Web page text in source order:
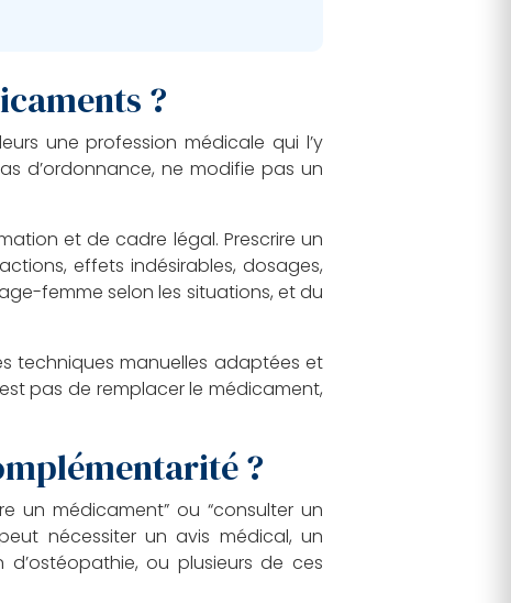
?
une profession médicale qui l’y
d’ordonnance, ne modifie pas un
et de cadre légal. Prescrire un
effets indésirables, dosages,
femme selon les situations, et du
techniques manuelles adaptées et
pas de remplacer le médicament,
?
un médicament” ou “consulter un
nécessiter un avis médical, un
ou plusieurs de ces